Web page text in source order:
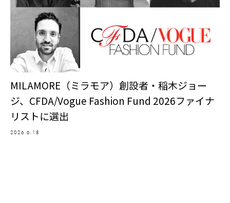
MILAMORE（ミラモア）創設者・稲木ジョー
ジ、CFDA/Vogue Fashion Fund 2026ファイナ
リストに選出
2026.6.18